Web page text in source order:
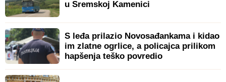
u Sremskoj Kamenici
S leđa prilazio Novosađankama i kidao
im zlatne ogrlice, a policajca prilikom
hapšenja teško povredio